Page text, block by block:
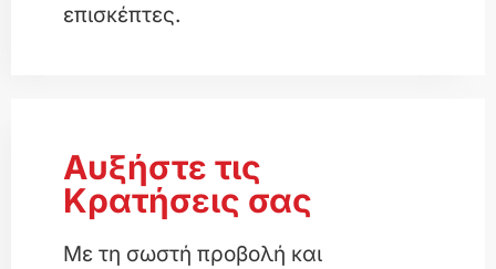
επισκέπτες.
Αυξήστε τις
Κρατήσεις σας
Με τη σωστή προβολή και